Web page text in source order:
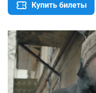
Купить билеты